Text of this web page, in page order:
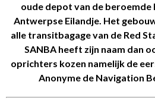
oude depot van de beroemde
Antwerpse Eilandje. Het
alle transitbagage van de Red
SANBA heeft zijn naam dan
oprichters kozen namelijk de
Anonyme de Navigation